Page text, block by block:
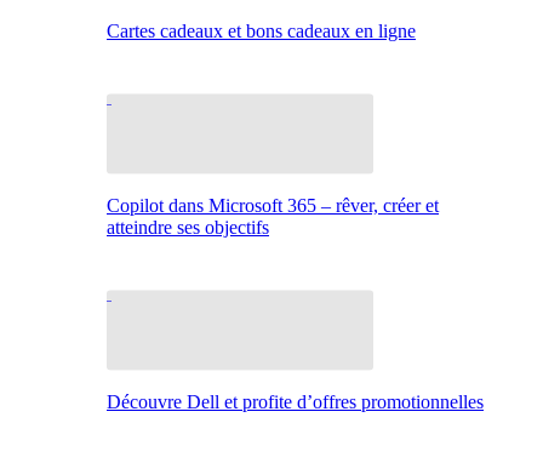
Cartes cadeaux et bons cadeaux en ligne
Copilot dans Microsoft 365 – rêver, créer et
atteindre ses objectifs
Découvre Dell et profite d’offres promotionnelles